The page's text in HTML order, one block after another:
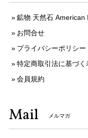
鉱物 天然石 American
お問合せ
プライバシーポリシー
特定商取引法に基づく
会員規約
Mail メルマガ